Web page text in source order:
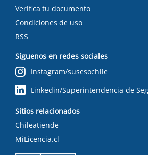
Verifica tu documento
Condiciones de uso
RSS
Síguenos en redes sociales
Instagram/susesochile
Linkedin/Superintendencia de
Sitios relacionados
Chileatiende
MiLicencia.cl